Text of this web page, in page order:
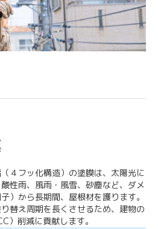
４フッ化構造）の塗膜は、太陽光に
性雨、風雨・風雪、砂塵など、ダメ
）から長期間、屋根材を護ります。
替え周期を長くさせるため、建物の
）削減に貢献します。